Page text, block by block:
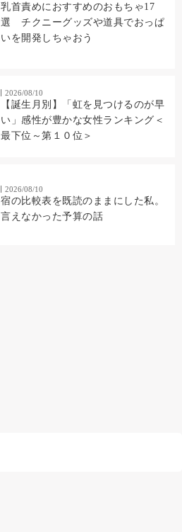
乳首責めにおすすめのおもちゃ17
選 チクニーグッズや道具でおっぱ
いを開発しちゃおう
2026/08/10
【誕生月別】「虹を見つけるのが早
い」感性が豊かな女性ランキング＜
最下位～第１０位＞
2026/08/10
宿の比較表を既読のままにした私。
言えなかった予算の話